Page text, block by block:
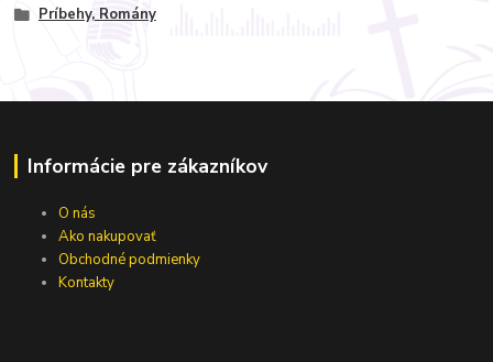
Príbehy, Romány
Informácie pre zákazníkov
O nás
Ako nakupovať
Obchodné podmienky
Kontakty